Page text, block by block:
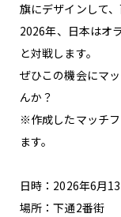
旗にデザインして
2026年、日本はオ
と対戦します。
ぜひこの機会にマ
んか？
※作成したマッチ
ます。
日時：2026年6月
場所：下通2番街